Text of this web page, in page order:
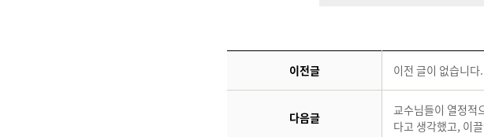
이전글 이전 글이 없습니다.
다음글
교수님들이 열정적
다고 생각했고, 이